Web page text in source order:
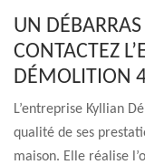
UN
CONTACTEZ
DÉMOLITION
L’entreprise Kyllian
qualité de ses
maison. Elle réalise